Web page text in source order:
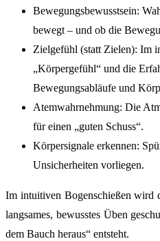
Bewegungsbewusstsein:
bewegt – und ob die
Zielgefühl (statt Zielen): Im
„Körpergefühl“ und die
Bewegungsabläufe und
Atemwahrnehmung: Die
für einen „guten Schuss“.
Körpersignale erkennen:
Unsicherheiten vorliegen.
Im intuitiven Bogenschießen wird
langsames, bewusstes Üben
dem Bauch heraus“ entsteht.